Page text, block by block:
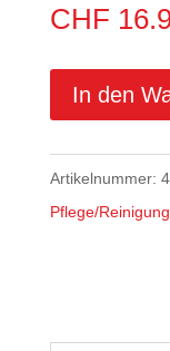
CHF
In den
Artikelnummer:
Pflege/Reinigung